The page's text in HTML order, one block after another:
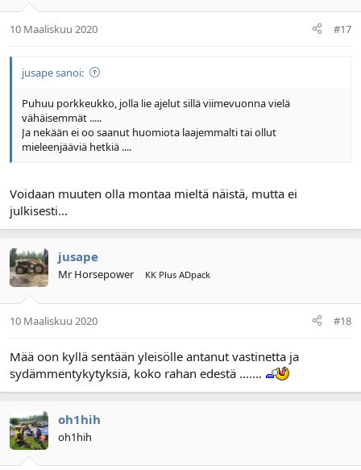
10 Maaliskuu 2020 #17
jusape sanoi:
Puhuu porkkeukko, jolla lie ajelut sillä viimevuonna vielä
vähäisemmät .....
Ja nekään ei oo saanut huomiota laajemmalti tai ollut
mieleenjääviä hetkiä ....
Voidaan muuten olla montaa mieltä näistä, mutta ei
julkisesti...
jusape
Mr Horsepower KK Plus ADpack
10 Maaliskuu 2020 #18
Mää oon kyllä sentään yleisölle antanut vastinetta ja
sydämmentykytyksiä, koko rahan edestä .......
oh1hih
oh1hih